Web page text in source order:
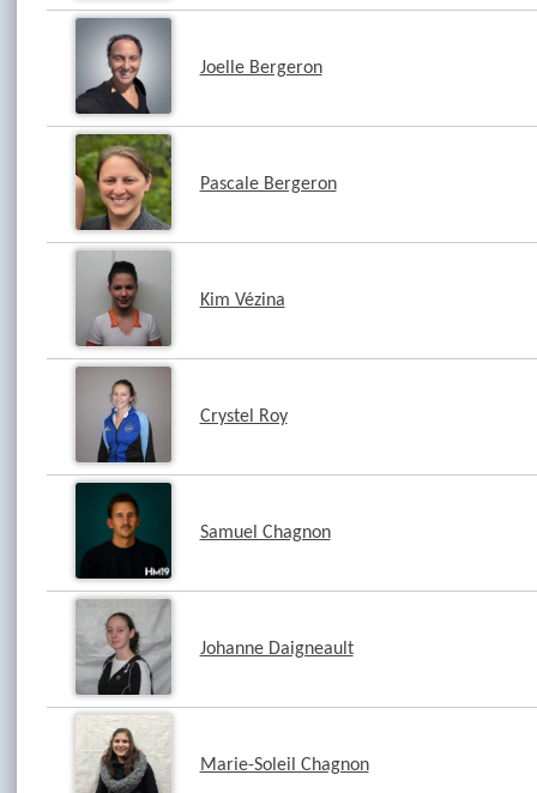
Joelle Bergeron
Pascale Bergeron
Kim Vézina
Crystel Roy
Samuel Chagnon
Johanne Daigneault
Marie-Soleil Chagnon